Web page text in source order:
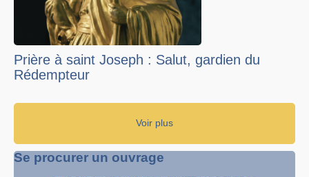
Prière à saint Joseph : Salut, gardien du
Rédempteur
Voir plus
Se procurer un ouvrage